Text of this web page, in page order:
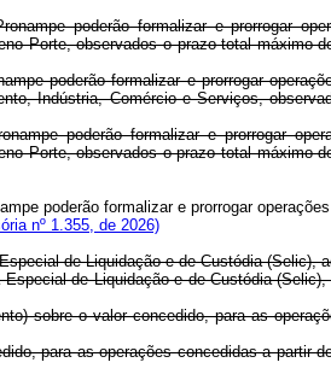
poderão formalizar e prorrogar
Porte, observados o prazo total
poderão formalizar e prorrogar
Indústria, Comércio e Serviços,
poderão formalizar e prorrogar
Porte, observados o prazo total
poderão formalizar e prorrogar
nº 1.355, de 2026)
de Liquidação e de Custódia
Especial de Liquidação e de Custódia
sobre o valor concedido, para as
para as operações concedidas a